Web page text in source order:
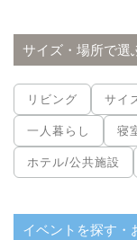
サイズ・場所で選
リビング サイ
一人暮らし 寝
ホテル/公共施設
イベントを探す・